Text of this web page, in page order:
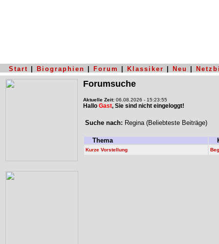
Start Biographien Forum Klassiker Neu
Forumsuche
Aktuelle Zeit: 06.08.2026 - 15:23:55
Hallo Gast, Sie sind nicht eingeloggt!
Suche nach: Regina (Beliebteste Beiträge)
Thema
Kurze Vorstellung